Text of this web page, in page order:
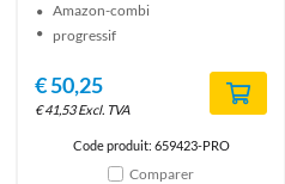
Amazon-combi
progressif
€50,25
€41,53 Excl. TVA
Code produit: 659423-PRO
Comparer